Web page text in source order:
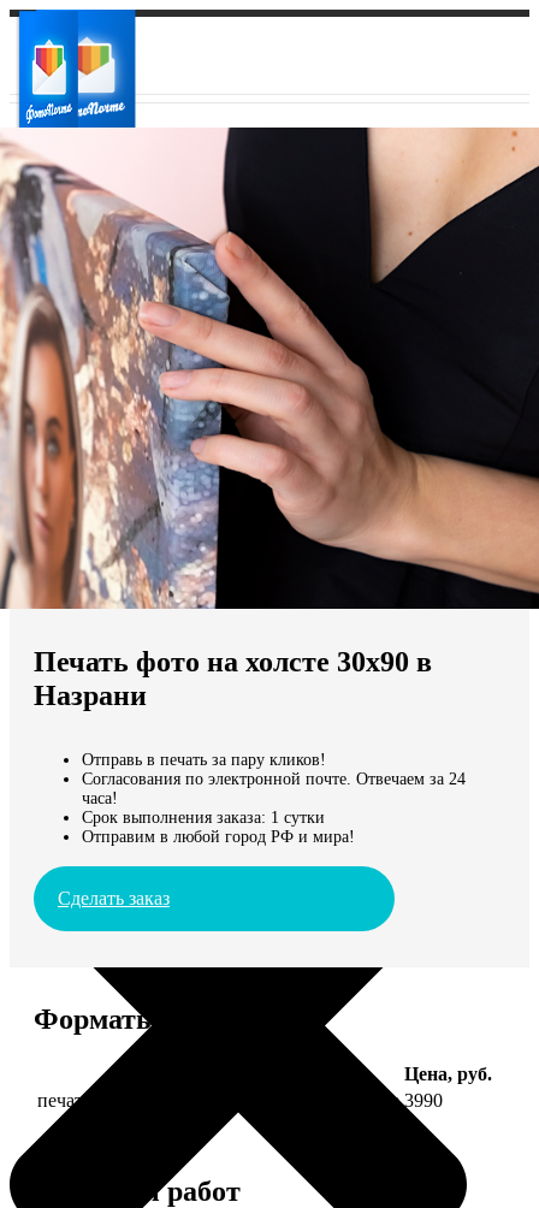
Ваш город:
Ваш регион доставки
Выберите из списка:
Мы доставляем по всему миру
Продолжить без города
Печать фото на холсте 30х90 в
Назрани
Отправь в печать за пару кликов!
Согласования по электронной почте. Отвечаем за 24
часа!
Срок выполнения заказа: 1 сутки
Отправим в любой город РФ и мира!
Сделать заказ
Форматы и цены
Цена, руб.
печать фото на холсте 30х90 на подрамнике 3990
Примеры работ